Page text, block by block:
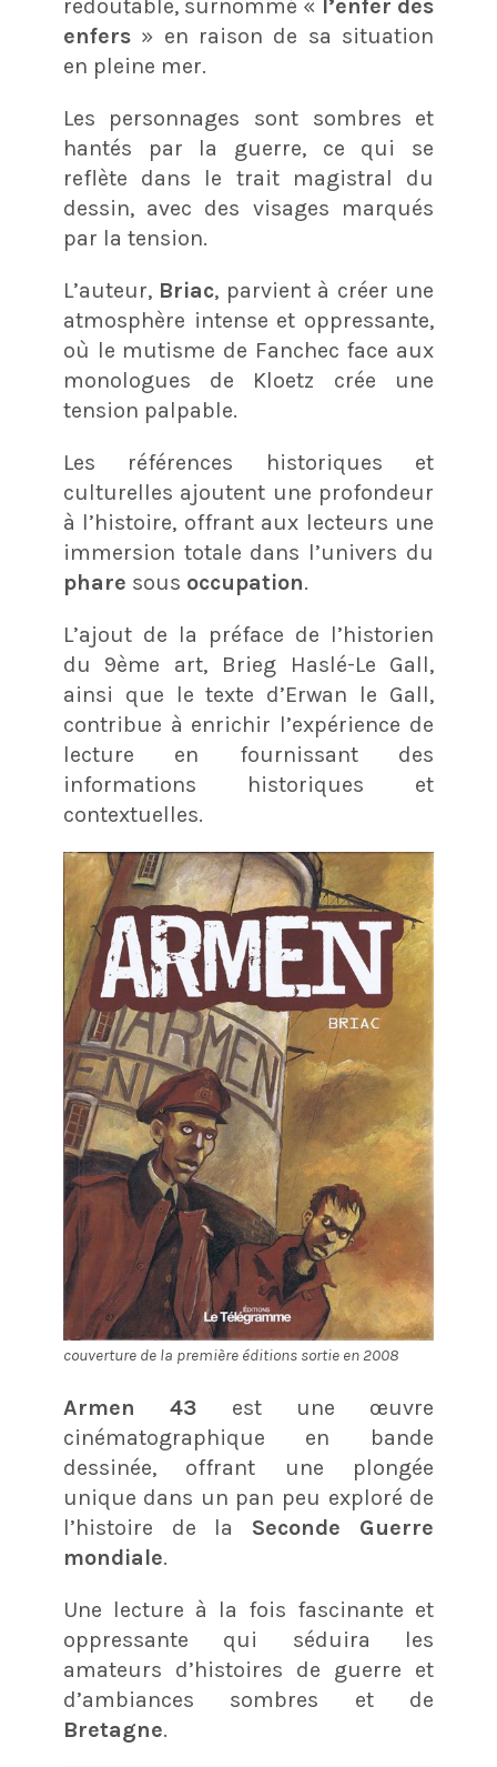
redoutable, surnommé «
l’enfer des
enfers» en raison de sa situation
en pleine mer.
Les personnages sont sombres et
hantés par la guerre, ce qui se
reflète dans le trait magistral du
dessin, avec des visages marqués
par la tension.
L’auteur, Briac, parvient à créer une
atmosphère intense et oppressante,
où le mutisme de Fanchec face aux
monologues de Kloetz crée une
tension palpable.
Les références historiques et
culturelles ajoutent une profondeur
à l’histoire, offrant aux lecteurs une
immersion totale dans l’univers du
phare sous occupation.
L’ajout de la préface de l’historien
du 9ème art, Brieg Haslé-Le Gall,
ainsi que le texte d’Erwan le Gall,
contribue à enrichir l’expérience de
lecture en fournissant des
informations historiques et
contextuelles.
couverture de la première éditions sortie en 2008
Armen 43 est une œuvre
cinématographique en bande
dessinée, offrant une plongée
unique dans un pan peu exploré de
l’histoire de la Seconde Guerre
mondiale.
Une lecture à la fois fascinante et
oppressante qui séduira les
amateurs d’histoires de guerre et
d’ambiances sombres et de
Bretagne.